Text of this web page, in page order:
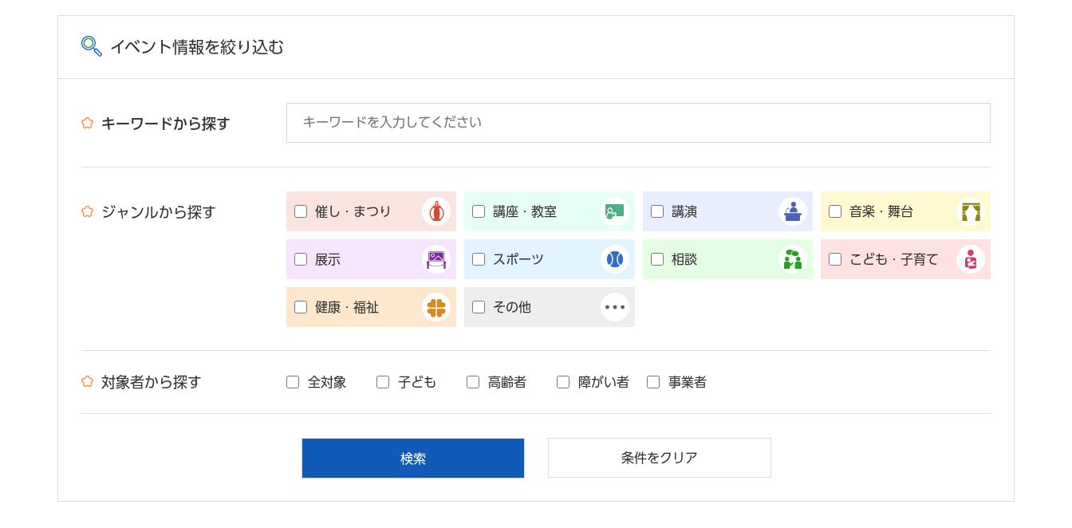
イベント情報を絞り込む
キーワードから探す
ジャンルから探す 催し・まつり 講座・教室 講演 音楽・舞台
展示 スポーツ 相談 こども・子育て
健康・福祉 その他
対象者から探す 全対象 子ども 高齢者 障がい者 事業者
条件をクリア